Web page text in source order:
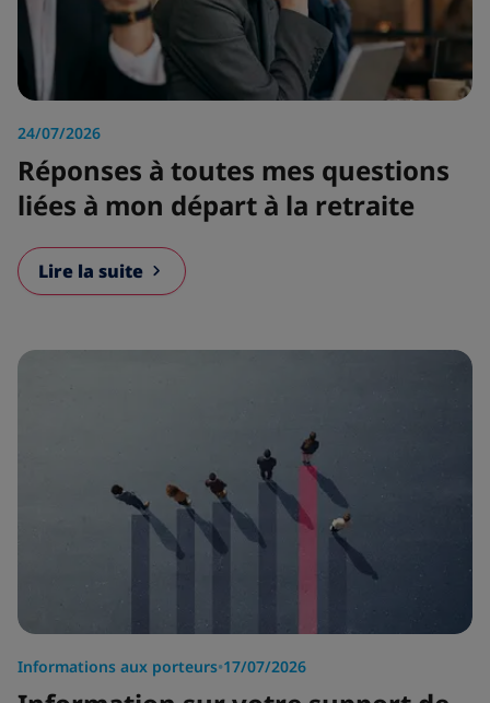
24/07/2026
Réponses à toutes mes questions
liées à mon départ à la retraite
Lire la suite
Informations aux porteurs•17/07/2026